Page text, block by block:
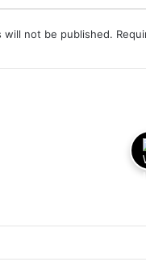
will not be published.